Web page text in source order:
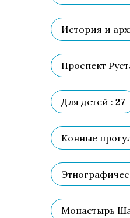
История и
Проспект
Для детей : 27
Конные
Монастырь